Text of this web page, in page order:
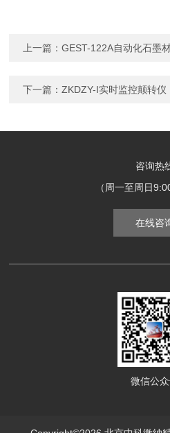
上一篇：GEST-122A自动化石墨
下一篇：ZKDZY-I实时监控颠转仪
咨询热
（周一至周日
在线咨
微信公